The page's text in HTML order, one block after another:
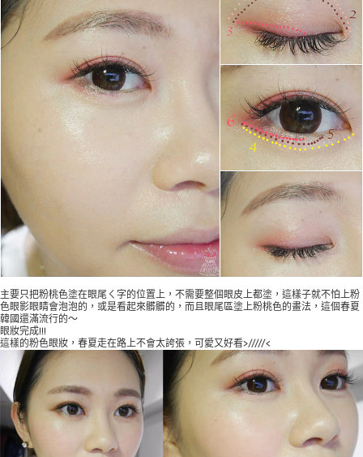
主要只把粉桃色塗在眼尾ㄑ字的位置上，不需要整個眼皮上都塗，這樣子就不怕上粉
色眼影眼睛會泡泡的，或是看起來髒髒的，而且眼尾區塗上粉桃色的畫法，這個春夏
韓國還滿流行的～
眼妝完成!!!
這樣的粉色眼妝，春夏走在路上不會太誇張，可愛又好看>/////<